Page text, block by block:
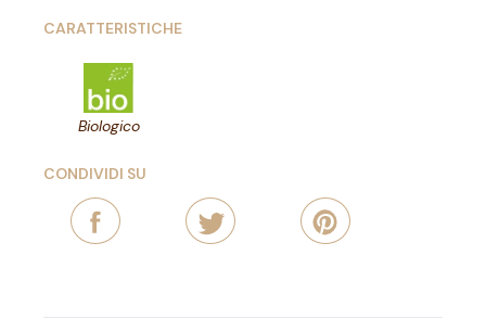
CARATTERISTICHE
Biologico
CONDIVIDI SU